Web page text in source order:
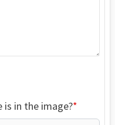
is in the image?